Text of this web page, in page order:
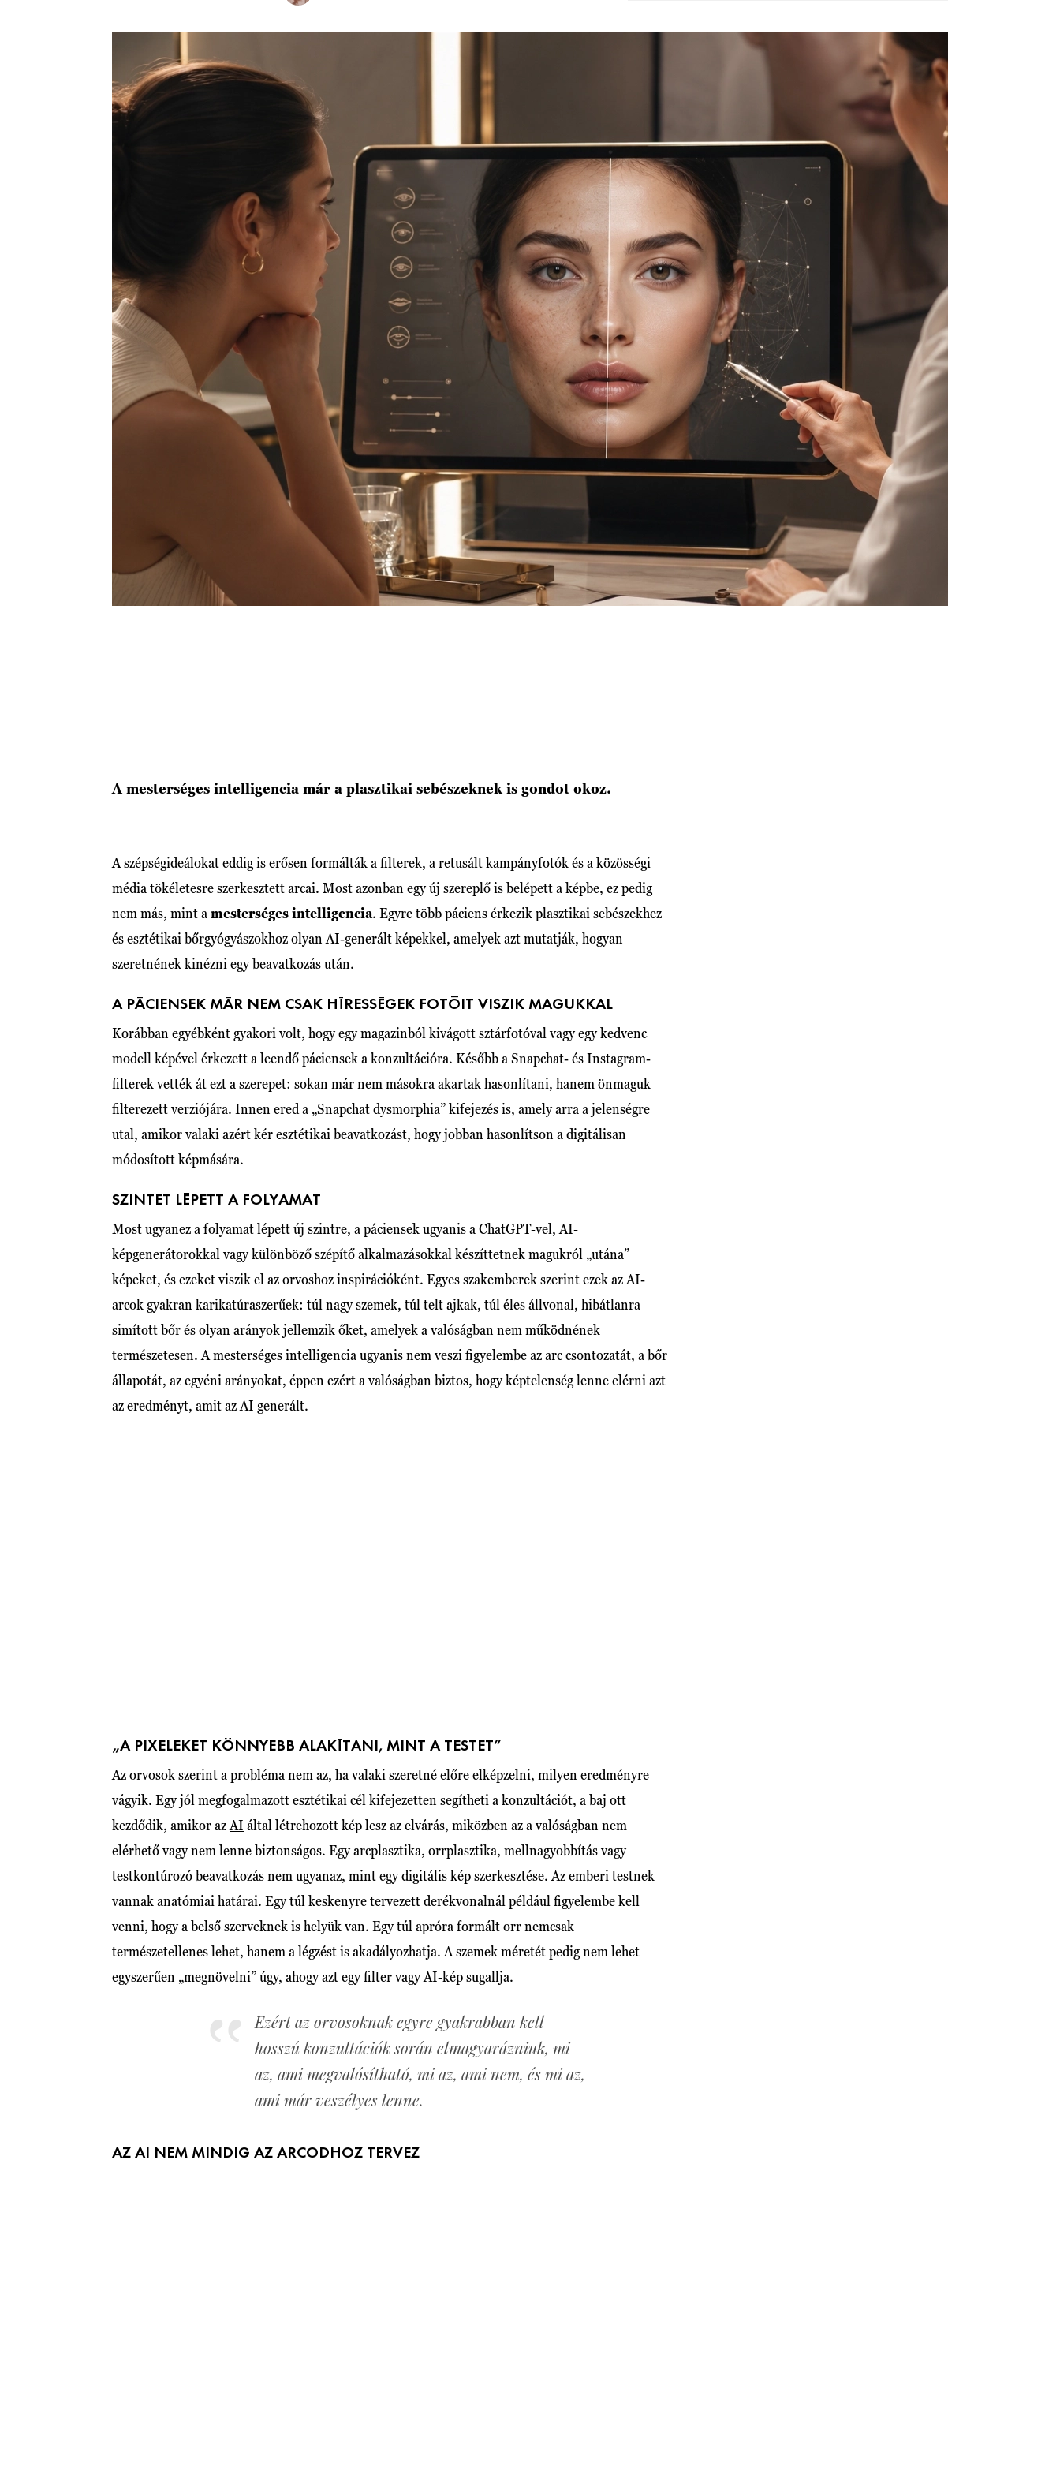
A mesterséges intelligencia már a plasztikai sebészeknek is gondot okoz.
A szépségideálokat eddig is erősen formálták a filterek, a retusált kampányfotók és a közösségi
média tökéletesre szerkesztett arcai. Most azonban egy új szereplő is belépett a képbe, ez pedig
nem más, mint a mesterséges intelligencia. Egyre több páciens érkezik plasztikai sebészekhez
és esztétikai bőrgyógyászokhoz olyan AI-generált képekkel, amelyek azt mutatják, hogyan
szeretnének kinézni egy beavatkozás után.
A PÁCIENSEK MÁR NEM CSAK HÍRESSÉGEK FOTÓIT VISZIK MAGUKKAL
Korábban egyébként gyakori volt, hogy egy magazinból kivágott sztárfotóval vagy egy kedvenc
modell képével érkezett a leendő páciensek a konzultációra. Később a Snapchat- és Instagram-
filterek vették át ezt a szerepet: sokan már nem másokra akartak hasonlítani, hanem önmaguk
filterezett verziójára. Innen ered a „Snapchat dysmorphia” kifejezés is, amely arra a jelenségre
utal, amikor valaki azért kér esztétikai beavatkozást, hogy jobban hasonlítson a digitálisan
módosított képmására.
SZINTET LÉPETT A FOLYAMAT
Most ugyanez a folyamat lépett új szintre, a páciensek ugyanis a ChatGPT-vel, AI-
képgenerátorokkal vagy különböző szépítő alkalmazásokkal készíttetnek magukról „utána”
képeket, és ezeket viszik el az orvoshoz inspirációként. Egyes szakemberek szerint ezek az AI-
arcok gyakran karikatúraszerűek: túl nagy szemek, túl telt ajkak, túl éles állvonal, hibátlanra
simított bőr és olyan arányok jellemzik őket, amelyek a valóságban nem működnének
természetesen. A mesterséges intelligencia ugyanis nem veszi figyelembe az arc csontozatát, a bőr
állapotát, az egyéni arányokat, éppen ezért a valóságban biztos, hogy képtelenség lenne elérni azt
az eredményt, amit az AI generált.
„A PIXELEKET KÖNNYEBB ALAKÍTANI, MINT A TESTET”
Az orvosok szerint a probléma nem az, ha valaki szeretné előre elképzelni, milyen eredményre
vágyik. Egy jól megfogalmazott esztétikai cél kifejezetten segítheti a konzultációt, a baj ott
kezdődik, amikor az AI által létrehozott kép lesz az elvárás, miközben az a valóságban nem
elérhető vagy nem lenne biztonságos. Egy arcplasztika, orrplasztika, mellnagyobbítás vagy
testkontúrozó beavatkozás nem ugyanaz, mint egy digitális kép szerkesztése. Az emberi testnek
vannak anatómiai határai. Egy túl keskenyre tervezett derékvonalnál például figyelembe kell
venni, hogy a belső szerveknek is helyük van. Egy túl apróra formált orr nemcsak
természetellenes lehet, hanem a légzést is akadályozhatja. A szemek méretét pedig nem lehet
egyszerűen „megnövelni” úgy, ahogy azt egy filter vagy AI-kép sugallja.
Ezért az orvosoknak egyre gyakrabban kell
hosszú konzultációk során elmagyarázniuk, mi
az, ami megvalósítható, mi az, ami nem, és mi az,
ami már veszélyes lenne.
AZ AI NEM MINDIG AZ ARCODHOZ TERVEZ